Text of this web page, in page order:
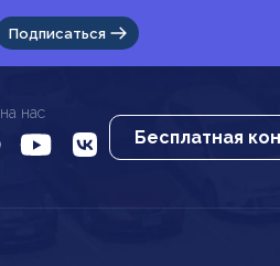
Подписаться
нас
Бесплатная